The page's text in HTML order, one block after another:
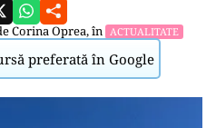
Corina Oprea, în ACTUALITATE
preferată în Google